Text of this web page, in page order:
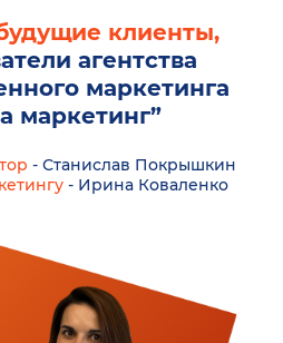
клиенты,
агентства
маркетинга
маркетинг”
- Станислав Покрышкин
- Ирина Коваленко